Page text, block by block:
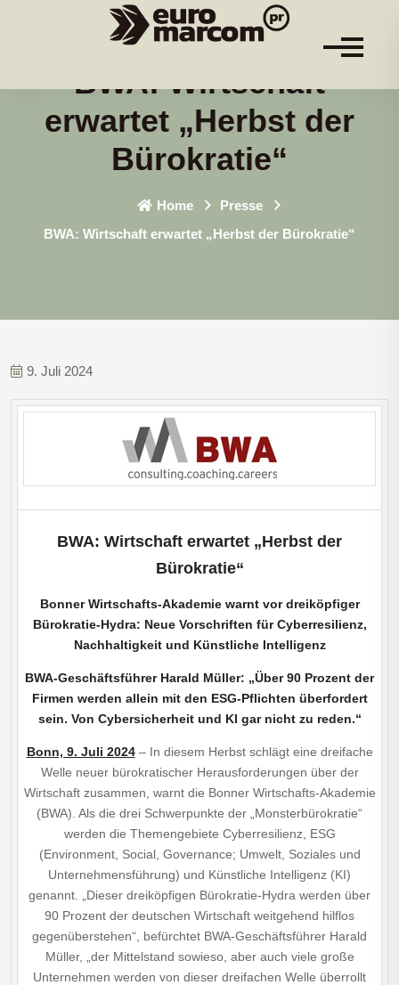
BWA: Wirtschaft
erwartet „Herbst der
Bürokratie“
Home
Presse
BWA: Wirtschaft erwartet „Herbst der Bürokratie“
9. Juli 2024
BWA: Wirtschaft erwartet „Herbst der
Bürokratie“
Bonner Wirtschafts-Akademie warnt vor dreiköpfiger
Bürokratie-Hydra: Neue Vorschriften für Cyberresilienz,
Nachhaltigkeit und Künstliche Intelligenz
BWA-Geschäftsführer Harald Müller: „Über 90 Prozent der
Firmen werden allein mit den ESG-Pflichten überfordert
sein. Von Cybersicherheit und KI gar nicht zu reden.“
Bonn, 9. Juli 2024– In diesem Herbst schlägt eine dreifache
Welle neuer bürokratischer Heraus­forderungen über der
Wirtschaft zusammen, warnt die Bonner Wirtschafts-Akademie
(BWA). Als die drei Schwerpunkte der „Monsterbürokratie“
werden die Themengebiete Cyberresilienz, ESG
(Environment, Social, Governance; Umwelt, Soziales und
Unternehmensführung) und Künstliche Intelligenz (KI)
genannt. „Dieser dreiköpfigen Bürokratie-Hydra werden über
90 Prozent der deutschen Wirtschaft weitgehend hilflos
gegenüberstehen“, befürchtet BWA-Geschäftsführer Harald
Müller, „der Mittel­stand sowieso, aber auch viele große
Unternehmen werden von dieser dreifachen Welle überrollt